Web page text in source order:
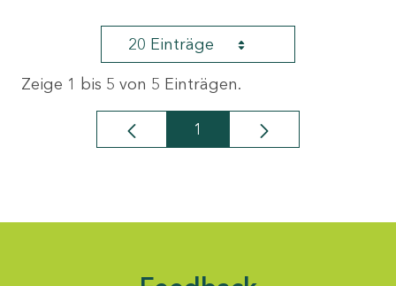
20 Einträge
Zeige 1 bis 5 von 5 Einträgen.
Seite
1